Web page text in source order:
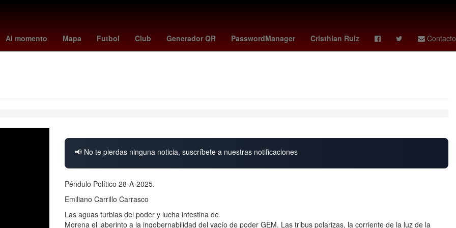
Al momento Mapa Futbol Club Generador QR PasswordManager Cristhian Ruiz Contacto
Fuegos artificiales Argentina jesús maría tarriba frankenstein memes grito de independencia clima en hermosillo
📢 No te pierdas ninguna noticia, suscríbete a nuestras notificaciones
Péndulo Político 28-A-2025.
Emiliano Carrillo Carrasco
Las aguas turbias del poder y lucha intestina de
Morena el laberinto a la ingobernabilidad del vacío de poder GEM. Las tribus polarizas, la corriente de la luz de la